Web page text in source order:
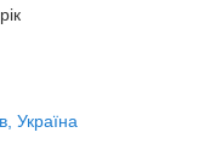
Україна